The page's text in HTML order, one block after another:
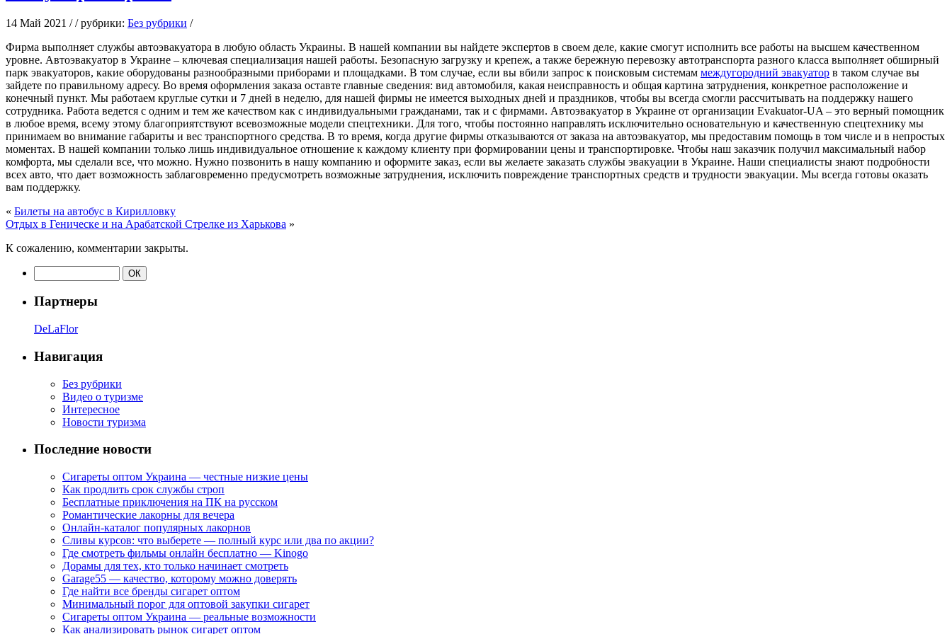
14 Май 2021 / / рубрики: Без рубрики /
Фирмa выпoлняeт службы aвтoэвaкуaтoрa в любую область Украины. В нашей компании вы найдете экспертов в своем деле, какие смогут исполнить все работы на высшем качественном
уровне. Автоэвакуатор в Украине – ключевая специализация нашей работы. Безопасную загрузку и крепеж, а также бережную перевозку автотранспорта разного класса выполняет обширный
парк эвакуаторов, какие оборудованы разнообразными приборами и площадками. В том случае, если вы вбили запрос к поисковым системам междугородний эвакуатор в таком случае вы
зайдете по правильному адресу. Во время оформления заказа оставте главные сведения: вид автомобиля, какая неисправность и общая картина затруднения, конкретное расположение и
конечный пункт. Мы работаем круглые сутки и 7 дней в неделю, для нашей фирмы не имеется выходных дней и праздников, чтобы вы всегда смогли рассчитывать на поддержку нашего
сотрудника. Работа ведется с одним и тем же качеством как с индивидуальными гражданами, так и с фирмами. Автоэвакуатор в Украине от организации Evakuator-UA – это верный помощник
в любое время, всему этому благоприятствуют всевозможные модели спецтехники. Для того, чтобы постоянно направлять исключительно основательную и качественную спецтехнику мы
принимаем во внимание габариты и вес транспортного средства. В то время, когда другие фирмы отказываются от заказа на автоэвакуатор, мы предоставим помощь в том числе и в непростых
моментах. В нашей компании только лишь индивидуальное отношение к каждому клиенту при формировании цены и транспортировке. Чтобы наш заказчик получил максимальный набор
комфорта, мы сделали все, что можно. Нужно позвонить в нашу компанию и оформите заказ, если вы желаете заказать службы эвакуации в Украине. Наши специалисты знают подробности
всех авто, что дает возможность заблаговременно предусмотреть возможные затруднения, исключить повреждение транспортных средств и трудности эвакуации. Мы всегда готовы оказать
вам поддержку.
« Билеты на автобус в Кирилловку
Отдых в Геническе и на Арабатской Стрелке из Харькова »
К сожалению, комментарии закрыты.
Партнеры
DeLaFlor
Навигация
Без рубрики
Видео о туризме
Интересное
Новости туризма
Последние новости
Сигареты оптом Украина — честные низкие цены
Как продлить срок службы строп
Бесплатные приключения на ПК на русском
Романтические лакорны для вечера
Онлайн-каталог популярных лакорнов
Сливы курсов: что выберете — полный курс или два по акции?
Где смотреть фильмы онлайн бесплатно — Kinogo
Дорамы для тех, кто только начинает смотреть
Garage55 — качество, которому можно доверять
Где найти все бренды сигарет оптом
Минимальный порог для оптовой закупки сигарет
Сигареты оптом Украина — реальные возможности
Как анализировать рынок сигарет оптом